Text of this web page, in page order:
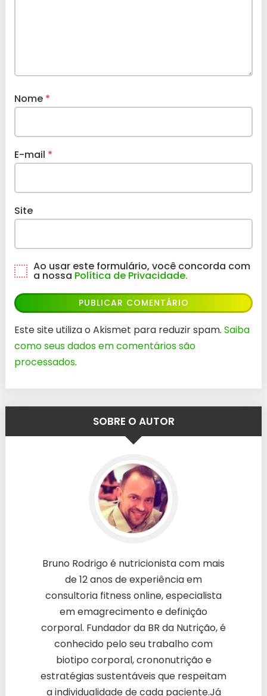
Nome *
E-mail *
Site
Ao usar este formulário, você concorda com
a nossa Política de Privacidade.
Este site utiliza o Akismet para reduzir spam. Saiba
como seus dados em comentários são
processados.
SOBRE O AUTOR
Bruno Rodrigo é nutricionista com mais
de 12 anos de experiência em
consultoria fitness online, especialista
em emagrecimento e definição
corporal. Fundador da BR da Nutrição, é
conhecido pelo seu trabalho com
biotipo corporal, crononutrição e
estratégias sustentáveis que respeitam
a individualidade de cada paciente.Já